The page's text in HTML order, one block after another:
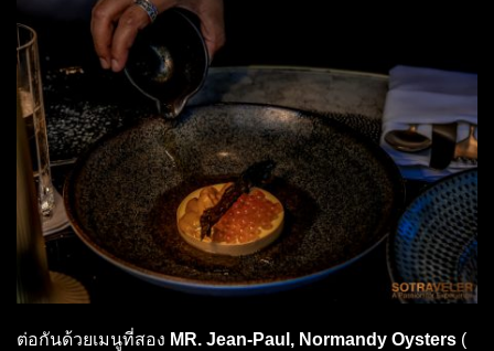
ต่อกันด้วยเมนูที่สอง MR. Jean-Paul, Normandy Oysters (